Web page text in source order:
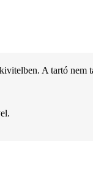
A tartó nem